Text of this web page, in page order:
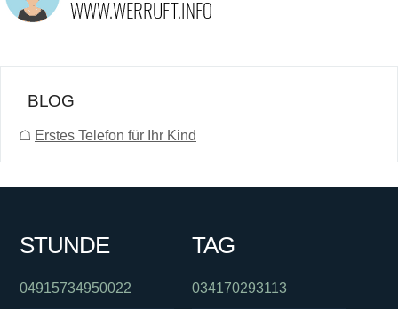
BLOG
☖ Erstes Telefon für Ihr Kind
STUNDE
04915734950022
TAG
034170293113